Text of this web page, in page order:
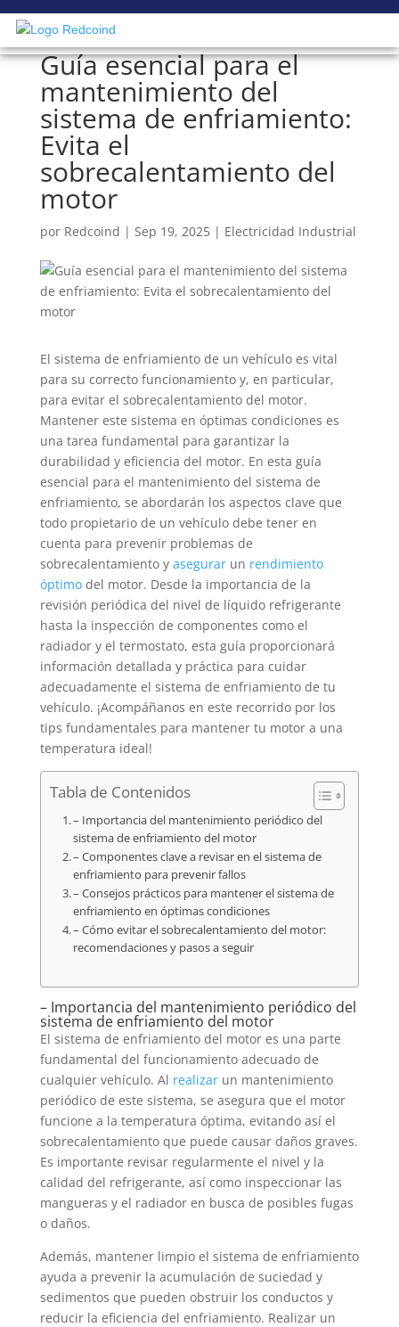
Guía esencial para el
mantenimiento del
sistema de enfriamiento:
Evita el
sobrecalentamiento del
motor
por Redcoind | Sep 19, 2025| Electricidad Industrial
El sistema de enfriamiento de un vehículo es vital
para su correcto funcionamiento y, en particular,
para evitar el sobrecalentamiento del motor.
Mantener este sistema en óptimas condiciones es
una tarea fundamental para garantizar la
durabilidad y eficiencia del motor. En esta guía
esencial para el mantenimiento del sistema de
enfriamiento, se abordarán los aspectos clave que
todo propietario de un vehículo debe tener en
cuenta para prevenir problemas de
sobrecalentamiento y asegurarun rendimiento
óptimodel motor. Desde la importancia de la
revisión periódica del nivel de líquido refrigerante
hasta la inspección de componentes como el
radiador y el termostato, esta guía proporcionará
información detallada y práctica para cuidar
adecuadamente el sistema de enfriamiento de tu
vehículo. ¡Acompáñanos en este recorrido por los
tips fundamentales para mantener tu motor a una
temperatura ideal!
Tabla de Contenidos
– Importancia del mantenimiento periódico del
sistema de enfriamiento del motor
– Componentes clave a revisar en el sistema de
enfriamiento para prevenir fallos
– Consejos prácticos para mantener el sistema de
enfriamiento en óptimas condiciones
– Cómo evitar el sobrecalentamiento del motor:
recomendaciones y pasos a seguir
– Importancia del mantenimiento periódico del
sistema de enfriamiento del motor
El sistema de enfriamiento del motor es una parte
fundamental del funcionamiento adecuado de
cualquier vehículo. Al realizarun mantenimiento
periódico de este sistema, se asegura que el motor
funcione a la temperatura óptima, evitando así el
sobrecalentamiento que puede causar daños graves.
Es importante revisar regularmente el nivel y la
calidad del refrigerante, así como inspeccionar las
mangueras y el radiador en busca de posibles fugas
o daños.
Además, mantener limpio el sistema de enfriamiento
ayuda a prevenir la acumulación de suciedad y
sedimentos que pueden obstruir los conductos y
reducir la eficiencia del enfriamiento. Realizar un